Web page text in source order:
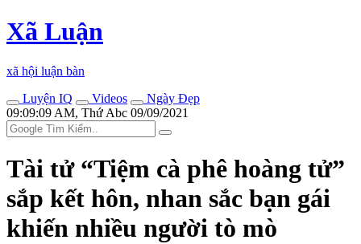
Xã Luận
xã hội luận bàn
Luyện IQ
Videos
Ngày Đẹp
09:09:09 AM, Thứ Abc 09/09/2021
Tài tử “Tiệm cà phê hoàng tử”
sắp kết hôn, nhan sắc bạn gái
khiến nhiều người tò mò